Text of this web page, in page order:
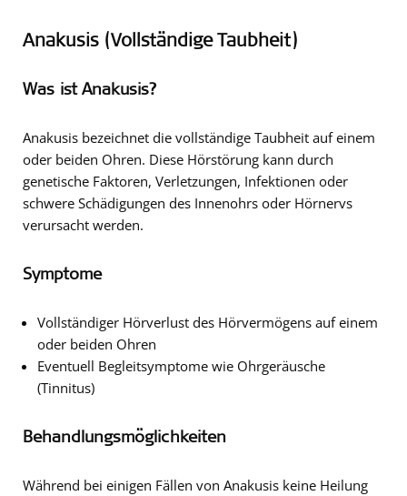
Anakusis (Vollständige Taubheit)
Was ist Anakusis?
Anakusis bezeichnet die vollständige Taubheit auf einem
oder beiden Ohren. Diese Hörstörung kann durch
genetische Faktoren, Verletzungen, Infektionen oder
schwere Schädigungen des Innenohrs oder Hörnervs
verursacht werden.
Symptome
Vollständiger Hörverlust des Hörvermögens auf einem
oder beiden Ohren
Eventuell Begleitsymptome wie Ohrgeräusche
(Tinnitus)
Behandlungsmöglichkeiten
Während bei einigen Fällen von Anakusis keine Heilung